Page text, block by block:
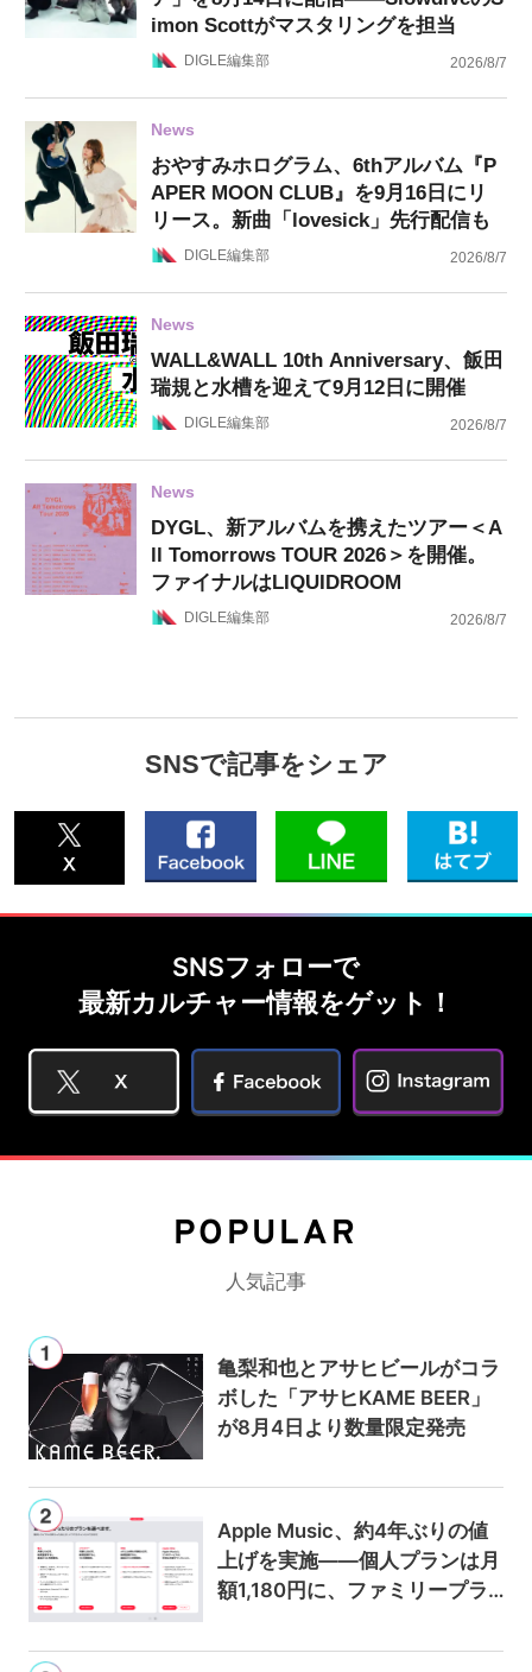
imon Scottがマスタリングを担当
DIGLE編集部 2026/8/7
News
おやすみホログラム、6thアルバム『P
APER MOON CLUB』を9月16日にリ
リース。新曲「lovesick」先行配信も
DIGLE編集部 2026/8/7
News
WALL&WALL 10th Anniversary、飯田
瑞規と水槽を迎えて9月12日に開催
DIGLE編集部 2026/8/7
News
DYGL、新アルバムを携えたツアー＜A
ll Tomorrows TOUR 2026＞を開催。
ファイナルはLIQUIDROOM
DIGLE編集部 2026/8/7
SNSで記事をシェア
SNSフォローで
最新カルチャー情報をゲット！
POPULAR
人気記事
亀梨和也とアサヒビールがコラ
ボした「アサヒKAME BEER」
が8月4日より数量限定発売
Apple Music、約4年ぶりの値
上げを実施——個人プランは月
額1,180円に、ファミリープラ